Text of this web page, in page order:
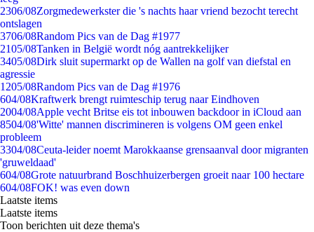
2306/08Zorgmedewerkster die 's nachts haar vriend bezocht terecht
ontslagen
3706/08Random Pics van de Dag #1977
2105/08Tanken in België wordt nóg aantrekkelijker
3405/08Dirk sluit supermarkt op de Wallen na golf van diefstal en
agressie
1205/08Random Pics van de Dag #1976
604/08Kraftwerk brengt ruimteschip terug naar Eindhoven
2004/08Apple vecht Britse eis tot inbouwen backdoor in iCloud aan
8504/08'Witte' mannen discrimineren is volgens OM geen enkel
probleem
3304/08Ceuta-leider noemt Marokkaanse grensaanval door migranten
'gruweldaad'
604/08Grote natuurbrand Boschhuizerbergen groeit naar 100 hectare
604/08FOK! was even down
Laatste items
Laatste items
Toon berichten uit deze thema's